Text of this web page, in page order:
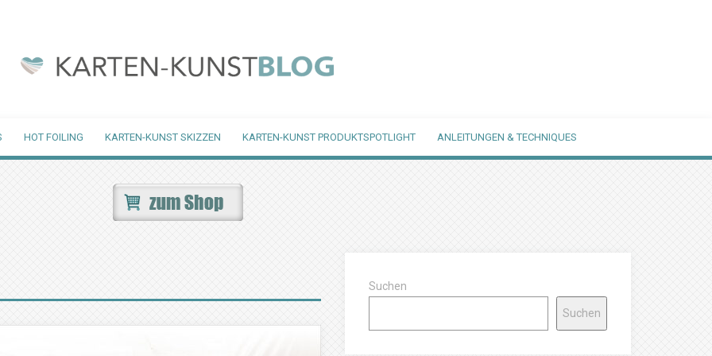
HOT FOILING KARTEN-KUNST SKIZZEN KARTEN-KUNST PRODUKTSPOTLIGHT ANLEITUNGEN & TECHNIQUES
Suchen
Suchen